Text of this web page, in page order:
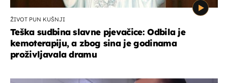
ŽIVOT PUN KUŠNJI
Teška sudbina slavne pjevačice: Odbila je
kemoterapiju, a zbog sina je godinama
proživljavala dramu